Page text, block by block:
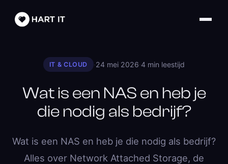
IT & CLOUD ·24 mei 2026·4 min leestijd
Wat is een NAS en heb je
die nodig als bedrijf?
Wat is een NAS en heb je die nodig als bedrijf?
Alles over Network Attached Storage, de